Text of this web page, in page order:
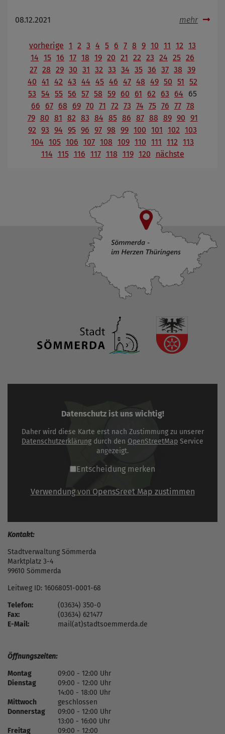
08.12.2021 mehr
vorherige 1 2 3 4 5 6 7 8 9 10 11 12 13
14 15 16 17 18 19 20 21 22 23 24 25 26
27 28 29 30 31 32 33 34 35 36 37 38 39
40 41 42 43 44 45 46 47 48 49 50 51
52
53 54 55 56 57 58 59 60 61 62 63 64
65
66
67 68 69 70 71 72 73 74 75 76 77 78
79 80 81 82 83 84 85 86 87 88 89 90 91
92 93 94 95 96 97 98 99 100 101 102 103
104 105 106 107 108 109 110 111 112 113
114 115 116 117 118 119 120 nächste
Datenschutz ist uns wichtig!
Daher wird diese Karte erst nach Zustimmung zu unserer
Datenschutzerklärung durch den OpenStreetMap Service
angezeigt.
Entscheidung merken
Verwendung von OpensSreet Map zustimmen
Kontakt:
Stadtverwaltung Sömmerda
Marktplatz 3-4
99610 Sömmerda
Leitweg ID: 16068051-0001-68
Telefon:
(03634) 350-0
Fax:
(03634) 621477
E-Mail:
mail(at)stadtsoemmerda.de
Öffnungszeiten:
Montag
09:00 - 12:00 Uhr
Dienstag
09:00 - 12:00 Uhr
14:00 - 18:00 Uhr
Mittwoch
geschlossen
Donnerstag
09:00 - 12:00 Uhr
13:00 - 16:00 Uhr
Freitag
09:00 - 12:00